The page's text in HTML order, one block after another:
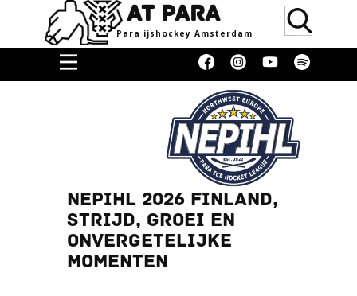
AT PARA
Para ijsho​ckey Amsterdam
Home
Doneren
Media &
Erkenning
Supporters
Women
Over
NEPIHL 2026 FINLAND,
STRIJD, GROEI EN
ONVERGETELIJKE
MOMENTEN